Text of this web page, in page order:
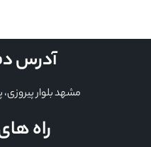
آدرس
مشهد بلوار پیروزی، پیروزی 23
راه